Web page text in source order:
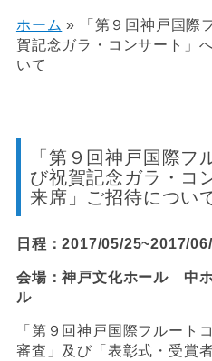
ホーム »
「第９回神戸国際
賀記念ガラ・コンサート」
いて
「第９回神戸国際フ
び祝賀記念ガラ・コ
来席」ご招待につい
日程：2017/05/25~2017/
会場：神戸文化ホール 中
ル
「第９回神戸国際フルート
審査」及び「表彰式・受賞